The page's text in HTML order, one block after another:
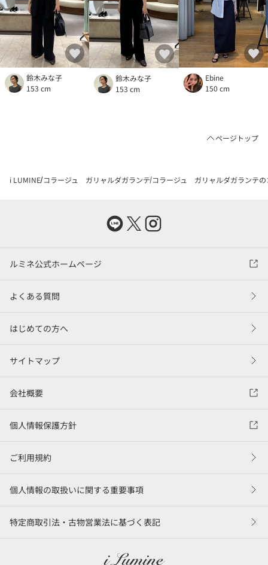
鈴木みな子
153 cm
鈴木みな子
153 cm
Ebine
150 cm
ページトップ
i LUMINE コラージュ ガリャルダガランテ コラージュ ガリャルダガランテ
ルミネ公式ホームページ
よくある質問
はじめての方へ
サイトマップ
会社概要
個人情報保護方針
ご利用規約
個人情報の取扱いに関する重要事項
特定商取引法・古物営業法に基づく表記